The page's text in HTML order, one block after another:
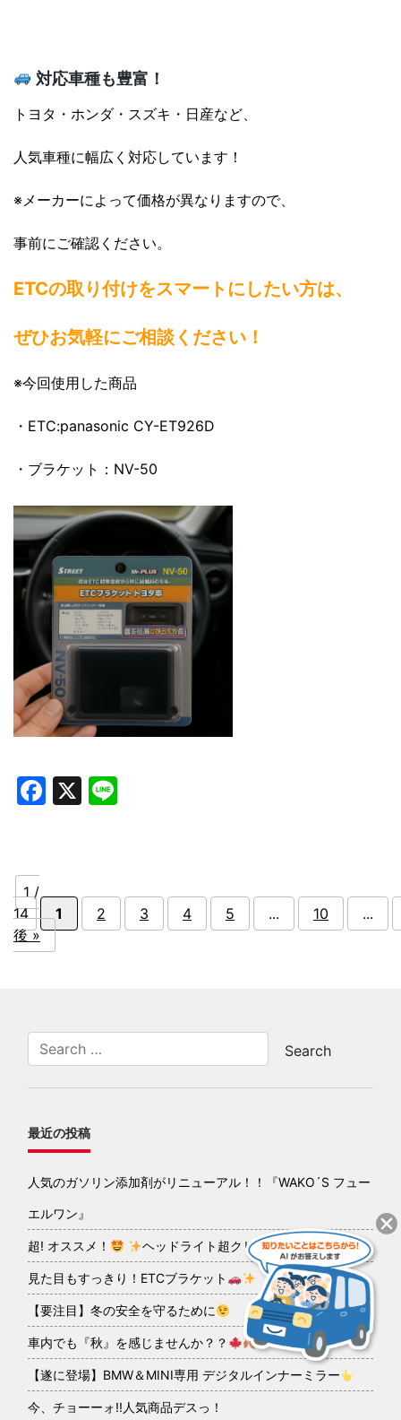
対応車種も豊富！
トヨタ・ホンダ・スズキ・日産など、
人気車種に幅広く対応しています！
※メーカーによって価格が異なりますので、
事前にご確認ください。
ETCの取り付けをスマートにしたい方は、
ぜひお気軽にご相談ください！
※今回使用した商品
・ETC:panasonic CY-ET926D
・ブラケット：NV-50
Facebook
X
1 /
14
1 2 3 4 5 ... 10
...
後 »
最近の投稿
人気のガソリン添加剤がリニューアル！！『WAKO´S フュー
エルワン』
超! オススメ！ ヘッドライト超クリアコーティング
見た目もすっきり！ETCブラケット
【要注目】冬の安全を守るために
車内でも『秋』を感じませんか？？
【遂に登場】BMW＆MINI専用 デジタルインナーミラー
今、チョーーォ!!人気商品デスっ！